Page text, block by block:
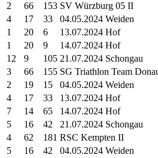
2
66 153 SV Würzburg 05 II
4
17 33
04.05.2024 Weiden
1
20 6
13.07.2024 Hof
1
20 9
14.07.2024 Hof
12
9 105 21.07.2024 Schongau
3
66 155 SG Triathlon Team
2
19 15
04.05.2024 Weiden
4
17 33
13.07.2024 Hof
7
14 65
14.07.2024 Hof
5
16 42
21.07.2024 Schongau
4
62 181 RSC Kempten II
5
16 42
04.05.2024 Weiden